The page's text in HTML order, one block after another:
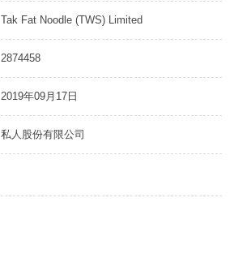
Tak Fat Noodle (TWS) Limited
2874458
2019年09月17日
私人股份有限公司